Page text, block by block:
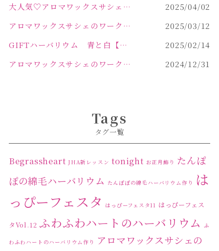
大人気♡アロマワックスサシェ作り
2025/04/02
アロマワックスサシェのワークショップinPOLA中込原店 VOL.2
2025/03/12
GIFTハーバリウム 青と白【佐久市 ハーバリウム ギフト】
2025/02/14
アロマワックスサシェのワークショップinPOLA中込原店ご報告【佐久市 キャンドル サシェ】
2024/12/31
Tags
タグ一覧
Begrassheart JHA新レッスン tonight お正月飾り たんぽ
ぽの綿毛ハーバリウム たんぽぽの綿毛ハーバリウム作り
は
っぴーフェスタ
はっぴーフェスタ11 はっぴーフェス
タVol.12 ふわふわハートのハーバリウム ふ
わふわハートのハーバリウム作り
アロマワックスサシェの